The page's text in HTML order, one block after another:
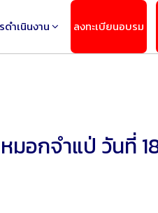
ดำเนินงาน ลงทะเบียนอบรม
มอกจำแป่ วันที่